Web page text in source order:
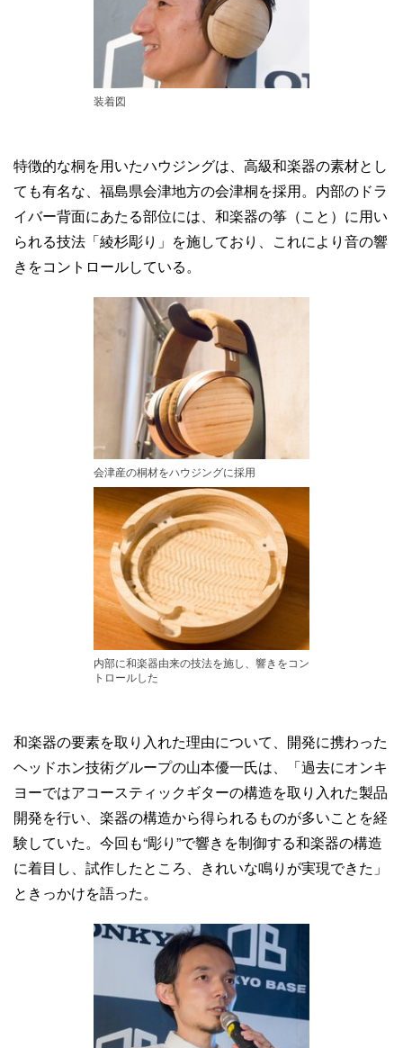
装着図
特徴的な桐を用いたハウジングは、高級和楽器の素材とし
ても有名な、福島県会津地方の会津桐を採用。内部のドラ
イバー背面にあたる部位には、和楽器の筝（こと）に用い
られる技法「綾杉彫り」を施しており、これにより音の響
きをコントロールしている。
会津産の桐材をハウジングに採用
内部に和楽器由来の技法を施し、響きをコン
トロールした
和楽器の要素を取り入れた理由について、開発に携わった
ヘッドホン技術グループの山本優一氏は、「過去にオンキ
ヨーではアコースティックギターの構造を取り入れた製品
開発を行い、楽器の構造から得られるものが多いことを経
験していた。今回も“彫り”で響きを制御する和楽器の構造
に着目し、試作したところ、きれいな鳴りが実現できた」
ときっかけを語った。